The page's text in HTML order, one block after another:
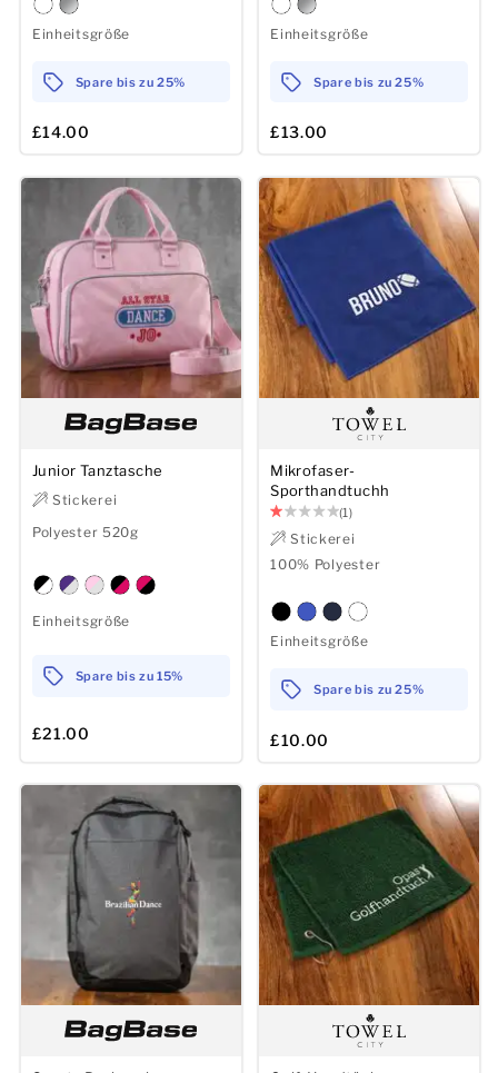
Einheitsgröße
Spare bis zu 25%
£14.00
Einheitsgröße
Spare bis zu 25%
£13.00
Junior Tanztasche
Stickerei
Polyester 520g
Einheitsgröße
Spare bis zu 15%
£21.00
Mikrofaser-
Sporthandtuchh
(1)
Stickerei
100% Polyester
Einheitsgröße
Spare bis zu 25%
£10.00